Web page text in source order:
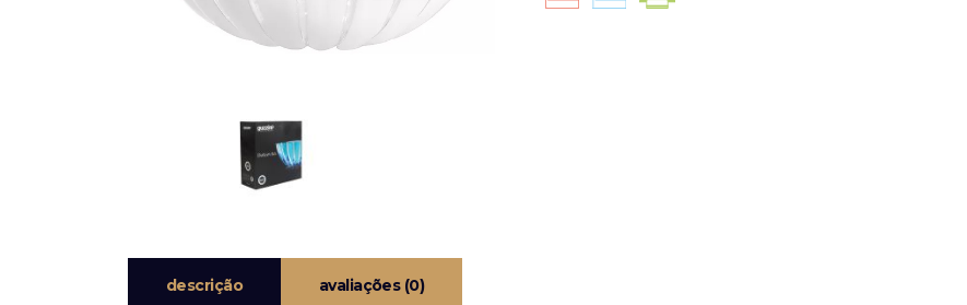
descrição avaliações (0)